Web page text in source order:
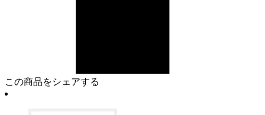
この商品をシェアする